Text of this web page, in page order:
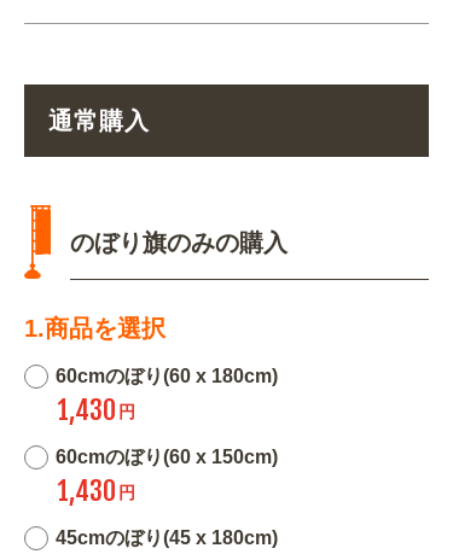
通常購入
のぼり旗のみの購入
1.商品を選択
60cmのぼり(60 x 180cm)
1,430 円
60cmのぼり(60 x 150cm)
1,430 円
45cmのぼり(45 x 180cm)